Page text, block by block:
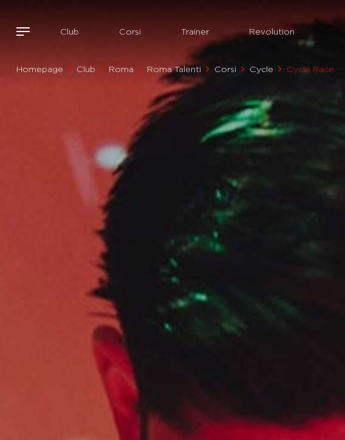
Club Corsi Trainer Revolution
Homepage Club Roma Roma Talenti Corsi Cycle Cycle Race